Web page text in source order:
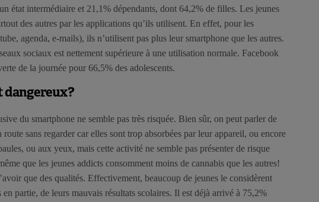
état intermédiaire et 21,1% dépendants, dont 64,2% de filles. Les jeunes
des autres par les applications qu’ils utilisent. En effet, pour les
agenda, e-mails), ils n’utilisent pas plus leur smartphone que les autres.
sociaux est nettement supérieure à une utilisation normale. Facebook
de la journée pour 66,5% des adolescents.
dangereux?
du smartphone ne semble pas très risquée. Bien sûr, on peut parler de
route sans regarder car elles sont trop absorbées par leur appareil, ou encore
ou aux yeux, mais cette activité ne semble pas présenter de risque
que les jeunes addicts consomment moins de cannabis que les autres!
que des qualités. Effectivement, beaucoup de jeunes le considèrent
partie, de leurs mauvais résultats scolaires. Il est déjà arrivé à 75,2%